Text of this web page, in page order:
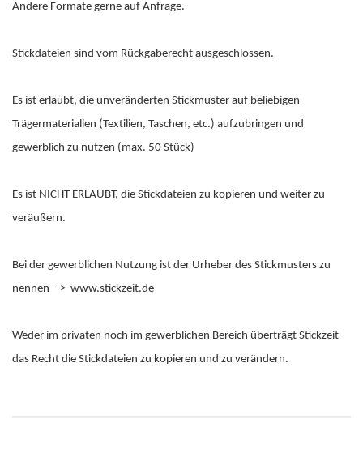
Andere Formate gerne auf Anfrage.
Stickdateien sind vom Rückgaberecht ausgeschlossen.
Es ist erlaubt, die unveränderten Stickmuster auf beliebigen
Trägermaterialien (Textilien, Taschen, etc.) aufzubringen und
gewerblich zu nutzen (max. 50 Stück)
Es ist NICHT ERLAUBT, die Stickdateien zu kopieren und weiter zu
veräußern.
Bei der gewerblichen Nutzung ist der Urheber des Stickmusters zu
nennen --> www.stickzeit.de
Weder im privaten noch im gewerblichen Bereich überträgt Stickzeit
das Recht die Stickdateien zu kopieren und zu verändern.